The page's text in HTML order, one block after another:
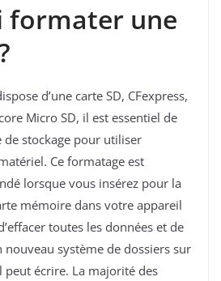
formater une
d’une carte SD, CFexpress,
Micro SD, il est essentiel de
stockage pour utiliser
Ce formatage est
lorsque vous insérez pour la
mémoire dans votre appareil
toutes les données et de
nouveau système de dossiers sur
écrire. La majorité des